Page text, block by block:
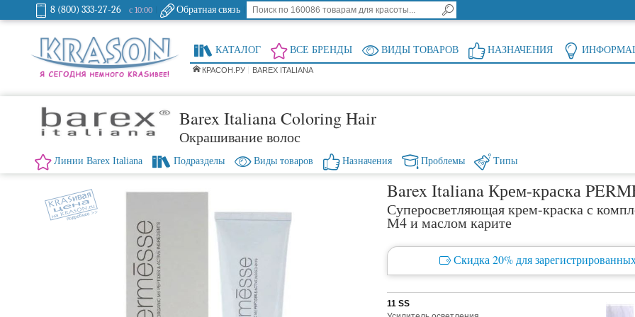
8 (800) 333-27-26 с 10:00 Обратная связь
КАТАЛОГ ВСЕ БРЕНДЫ ВИДЫ ТОВАРОВ НАЗНАЧЕНИЯ
КРАСОН.РУ BAREX ITALIANA
Barex Italiana Coloring Hair
Окрашивание волос
Линии Barex Italiana Подразделы Виды товаров Назначения Проблемы Типы
Barex Italiana Крем-краска
Суперосветляющая крем-краска с
М4 и маслом карите
Скидка 20% для
11 SS